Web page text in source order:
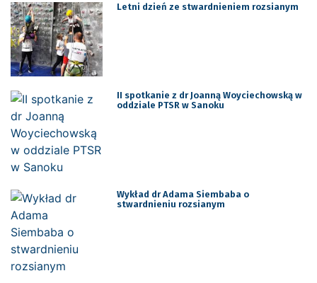
Letni dzień ze stwardnieniem rozsianym
II spotkanie z dr Joanną Woyciechowską w
oddziale PTSR w Sanoku
Wykład dr Adama Siembaba o
stwardnieniu rozsianym